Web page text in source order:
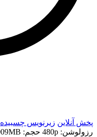
پخش آنلاین زیرنویس چسبیده
رزولوشن: 480p
حجم: 909MB